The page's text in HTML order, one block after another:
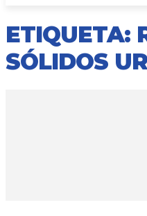
ETIQUETA:
SÓLIDOS